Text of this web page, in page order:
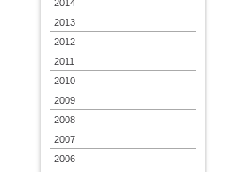
2014
2013
2012
2011
2010
2009
2008
2007
2006